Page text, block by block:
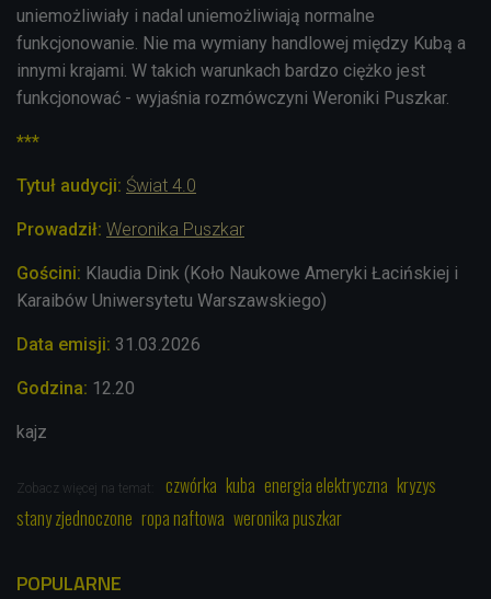
uniemożliwiały i nadal uniemożliwiają normalne
funkcjonowanie. Nie ma wymiany handlowej między Kubą a
innymi krajami. W takich warunkach bardzo ciężko jest
funkcjonować - wyjaśnia rozmówczyni Weroniki Puszkar.
***
Tytuł audycji: Świat 4.0
Prowadził: Weronika Puszkar
Gościni: Klaudia Dink (Koło Naukowe Ameryki Łacińskiej i
Karaibów Uniwersytetu Warszawskiego)
Data emisji: 31.03.2026
Godzina: 12.20
kajz
Zobacz więcej na temat: czwórka kuba energia elektryczna kryzys
stany zjednoczone ropa naftowa weronika puszkar
POPULARNE